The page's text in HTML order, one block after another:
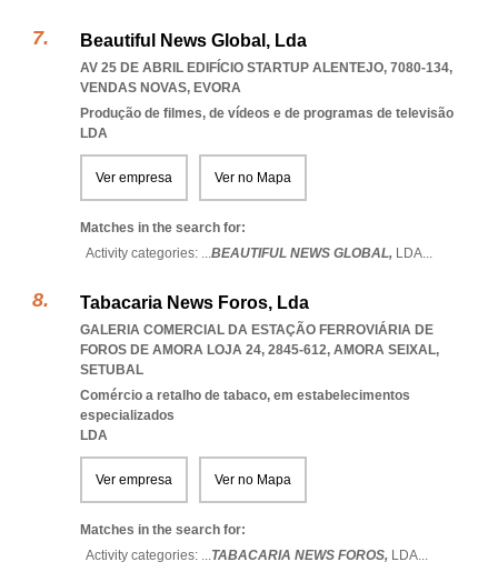
Beautiful News Global, Lda
AV 25 DE ABRIL EDIFÍCIO STARTUP ALENTEJO, 7080-134,
VENDAS NOVAS, EVORA
Produção de filmes, de vídeos e de programas de televisão
LDA
Ver empresa Ver no Mapa
Matches in the search for:
Activity categories: ...BEAUTIFUL NEWS GLOBAL, LDA...
Tabacaria News Foros, Lda
GALERIA COMERCIAL DA ESTAÇÃO FERROVIÁRIA DE
FOROS DE AMORA LOJA 24, 2845-612, AMORA SEIXAL,
SETUBAL
Comércio a retalho de tabaco, em estabelecimentos
especializados
LDA
Ver empresa Ver no Mapa
Matches in the search for:
Activity categories: ...TABACARIA NEWS FOROS, LDA...